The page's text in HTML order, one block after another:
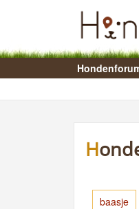
baasje